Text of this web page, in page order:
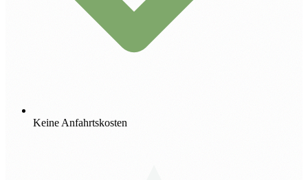
Keine Anfahrtskosten